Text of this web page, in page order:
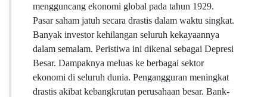
mengguncang ekonomi global pada tahun 1929.
Pasar saham jatuh secara drastis dalam waktu singkat.
Banyak investor kehilangan seluruh kekayaannya
dalam semalam. Peristiwa ini dikenal sebagai Depresi
Besar. Dampaknya meluas ke berbagai sektor
ekonomi di seluruh dunia. Pengangguran meningkat
drastis akibat kebangkrutan perusahaan besar. Bank-